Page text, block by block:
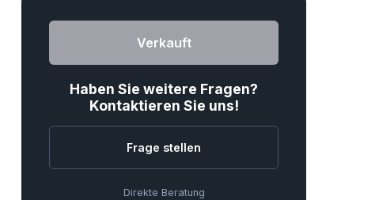
Verkauft
Haben Sie weitere Fragen?
Kontaktieren Sie uns!
Frage stellen
Direkte Beratung